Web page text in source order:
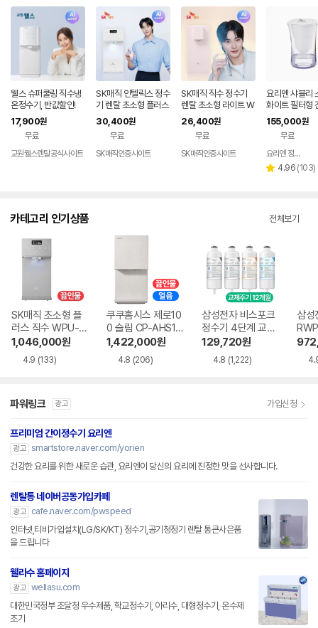
웰스 슈퍼쿨링 직수냉
온정수기, 반값할인!
17,900원
무료
교원웰스렌탈공식사이트
SK매직 인텔릭스 정수
기 렌탈 초소형 플러스
미네랄 직수 가정용 미
니 냉온 살균 데스크탑
추천 100도 스텐레스
직수관 WPU-JAC11
30,400원
무료
SK매직인증사이트
SK매직 직수 정수기
렌탈 초소형 라이트 W
PU-JAC125S 가정
용 미네랄 추천 살균 미
니 냉온 100도 스텐레
스 데스크탑 84개월약
26,400원
무료
SK매직인증사이트
요리엔 샤블리
화이트 필터형
수기 ( 필터 1개
155,000원
무료
요리엔 정수기 공식몰
별 4.96 리
(103)
카테고리 인기상품 전체보기
SK매직 초소형 플
러스 직수 WPU-J
AC115SNS
1,046,000원
4.9 (133)
쿠쿠홈시스 제로10
0 슬림 CP-AHS10
0HEW
1,422,000원
4.8 (206)
삼성전자 비스포크
정수기 4단계 교체
용 정수필터 HAF-
HIN
129,720원
4.8 (1,222)
삼성
파워링크 광고 가입신청
프리미엄 간이정수기 요리엔
광고 smartstore.naver.com/yorien
건강한 요리를 위한 새로운 습관, 요리엔이 당신의 요리에 진정한 맛을 선사합니다.
렌탈통 네이버공동가입카페
광고
cafe.naver.com/pwspeed
인터넷,티비가입설치(LG/SK/KT) 정수기,공기청정기 렌탈 통큰사은품
을 드립니다
웰라수 홈페이지
광고 wellasu.com
대한민국정부 조달청 우수제품, 학교정수기, 아리수, 대형정수기, 온수제
조기